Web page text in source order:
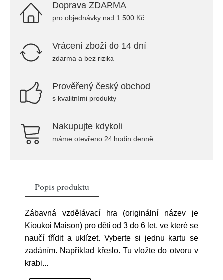
Doprava ZDARMA
pro objednávky nad 1.500 Kč
Vrácení zboží do 14 dní
zdarma a bez rizika
Prověřený český obchod
s kvalitními produkty
Nakupujte kdykoli
máme otevřeno 24 hodin denně
Popis produktu
Zábavná vzdělávací hra (originální název je
Kioukoi Maison) pro děti od 3 do 6 let, ve které se
naučí třídit a uklízet. Vyberte si jednu kartu se
zadáním. Například křeslo. Tu vložte do otvoru v
krabi...